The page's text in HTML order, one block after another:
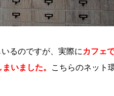
るのですが、実際に カフェ
いました。
こちらのネット